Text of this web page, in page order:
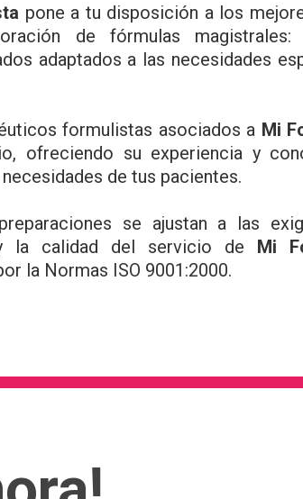
pone a tu disposición a los
de fórmulas magistrales:
adaptados a las necesidades
formulistas asociados a Mi
ofreciendo su experiencia y
de tus pacientes.
se ajustan a las
la calidad del servicio de Mi
la Normas ISO 9001:2000.